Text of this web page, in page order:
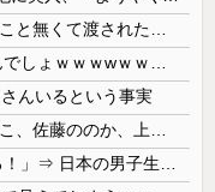
んいるという事実